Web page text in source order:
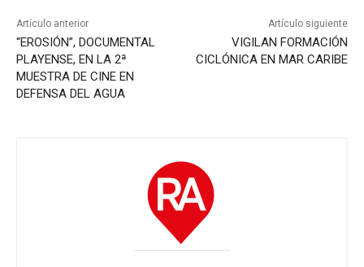
Artículo anterior
“EROSIÓN”, DOCUMENTAL
PLAYENSE, EN LA 2ª
MUESTRA DE CINE EN
DEFENSA DEL AGUA
Artículo siguiente
VIGILAN FORMACIÓN
CICLÓNICA EN MAR CARIBE